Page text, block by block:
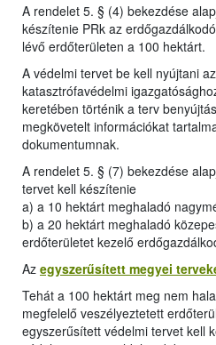
A rendelet 5. § (4) bekezdése
készítenie PRk az
lévő erdőterületen a 100 hektárt.
A védelmi tervet be kell nyújtani
katasztrófavédelmi
keretében történik a terv
megkövetelt információkat
dokumentumnak.
A rendelet 5. § (7) bekezdése
tervet kell készítenie
a) a 10 hektárt meghaladó
b) a 20 hektárt meghaladó
erdőterületet kezelő
Az egyszerűsített megyei
Tehát a 100 hektárt meg nem
megfelelő veszélyeztetett
egyszerűsített védelmi tervet kell